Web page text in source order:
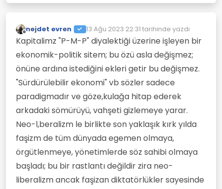
Çevrimdışı
nejdet evren 13 Ağu 2023 22:31 tarihinde yazdı
Son düzenleyen:
Kapitalimz "P-M-P" diyalektiği üzerine işleyen bir
ekonomik-politik sitem; bu özü asla değişmez;
önüne ardına istediğini ekleri getir bu değişmez.
"Sürdürülebilir ekonomi" vb sözler sadece
paradigmadır ve göze,kulağa hitap ederek
arkadaki sömürüyü, vahşeti gizlemeye yarar.
Neo-l,beralizm le birlikte son yaklaşık kırk yılda
faşizm de tüm dünyada egemen olmaya,
örgütlenmeye, yönetimlerde söz sahibi olmaya
başladı; bu bir rastlantı değildir zira neo-
liberalizm ancak faşizan diktatörlükler sayesinde